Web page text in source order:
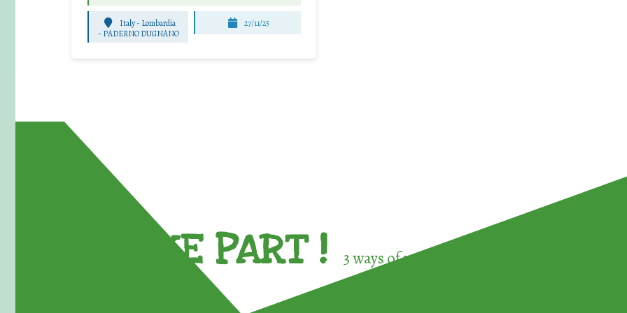
Italy - Lombardia
- PADERNO DUGNANO
27/11/25
TAKE PART ! 3 ways of participating in the